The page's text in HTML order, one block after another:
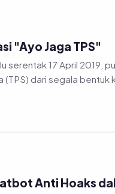
"Ayo Jaga TPS"
serentak 17 April 2019,
dari segala bentuk
Anti Hoaks